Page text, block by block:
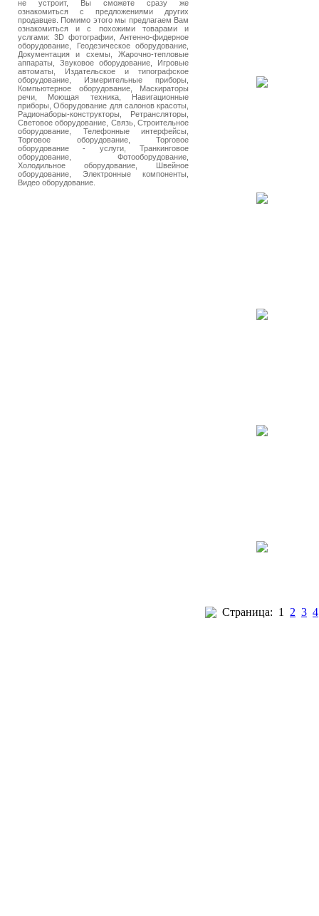
не устроит, Вы сможете сразу же
ознакомиться с предложениями других
продавцев. Помимо этого мы предлагаем Вам
ознакомиться и с похожими товарами и
услгами: 3D фотографии, Антенно-фидерное
оборудование, Геодезическое оборудование,
Документация и схемы, Жарочно-тепловые
аппараты, Звуковое оборудование, Игровые
автоматы, Издательское и типографское
оборудование, Измерительные приборы,
Компьютерное оборудование, Маскираторы
речи, Моющая техника, Навигационные
приборы, Оборудование для салонов красоты,
Радионаборы-конструкторы, Ретрансляторы,
Световое оборудование, Связь, Строительное
оборудование, Телефонные интерфейсы,
Торговое оборудование, Торговое
оборудование - услуги, Транкинговое
оборудование, Фотооборудование,
Холодильное оборудование, Швейное
оборудование, Электронные компоненты,
Видео оборудование.
Страница: 1 2 3 4